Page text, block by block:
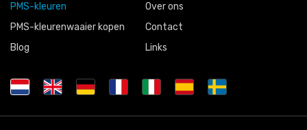
PMS-kleuren
PMS-kleurenwaaier kopen
Blog
Over ons
Contact
Links